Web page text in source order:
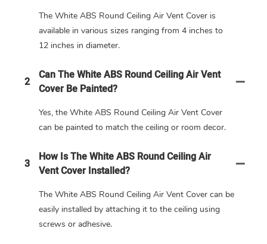
The White ABS Round Ceiling Air Vent Cover is
available in various sizes ranging from 4 inches to
12 inches in diameter.
2
Can The White ABS Round Ceiling Air Vent
Cover Be Painted?
Yes, the White ABS Round Ceiling Air Vent Cover
can be painted to match the ceiling or room decor.
3
How Is The White ABS Round Ceiling Air
Vent Cover Installed?
The White ABS Round Ceiling Air Vent Cover can be
easily installed by attaching it to the ceiling using
screws or adhesive.